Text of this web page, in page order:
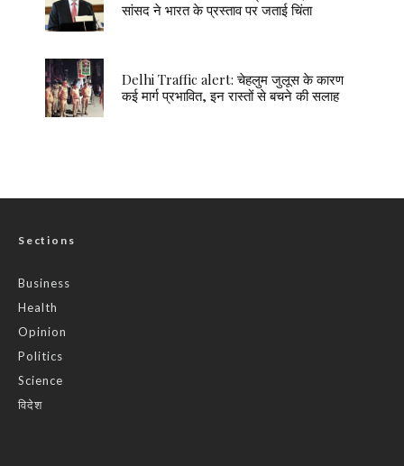
सांसद ने भारत के प्रस्ताव पर जताई चिंता
Delhi Traffic alert: चेहलुम जुलूस के कारण
कई मार्ग प्रभावित, इन रास्तों से बचने की सलाह
Sections
Business
Health
Opinion
Politics
Science
विदेश